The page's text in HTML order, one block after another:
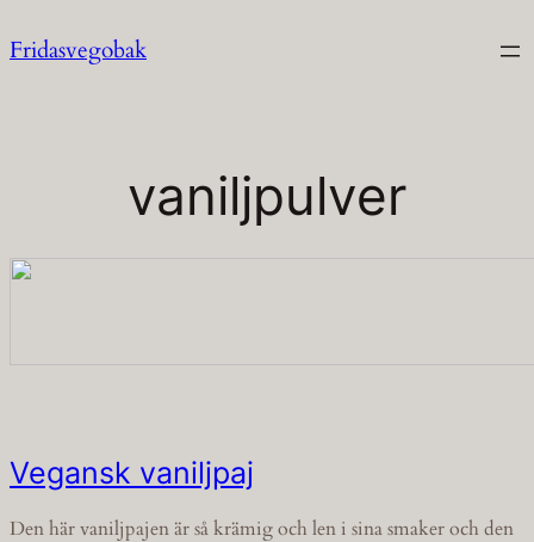
till
Fridasvegobak
vaniljpulver
Vegansk vaniljpaj
Den här vaniljpajen är så krämig och len i sina smaker och den